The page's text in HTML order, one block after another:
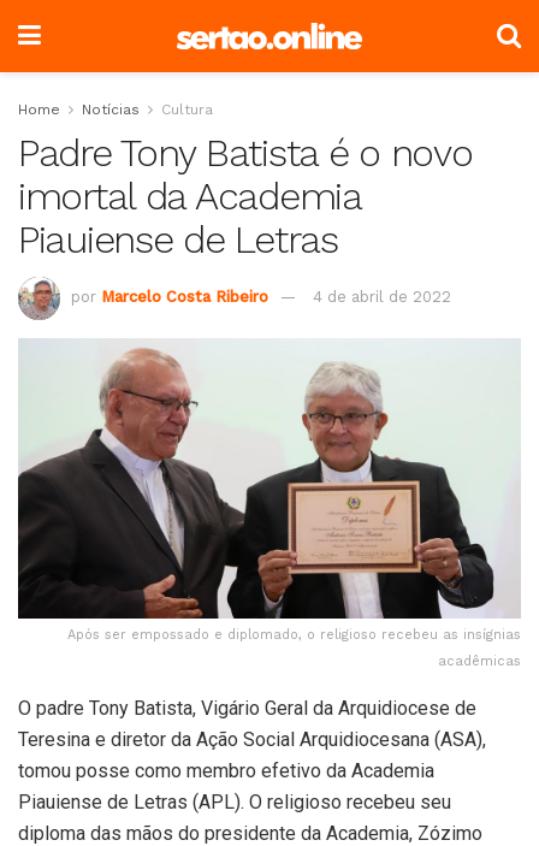
Home Notícias Cultura
Padre Tony Batista é o novo
imortal da Academia
Piauiense de Letras
por Marcelo Costa Ribeiro 4 de abril de 2022
Após ser empossado e diplomado, o religioso recebeu as insígnias
acadêmicas
O padre Tony Batista, Vigário Geral da Arquidiocese de
Teresina e diretor da Ação Social Arquidiocesana (ASA),
tomou posse como membro efetivo da Academia
Piauiense de Letras (APL). O religioso recebeu seu
diploma das mãos do presidente da Academia, Zózimo